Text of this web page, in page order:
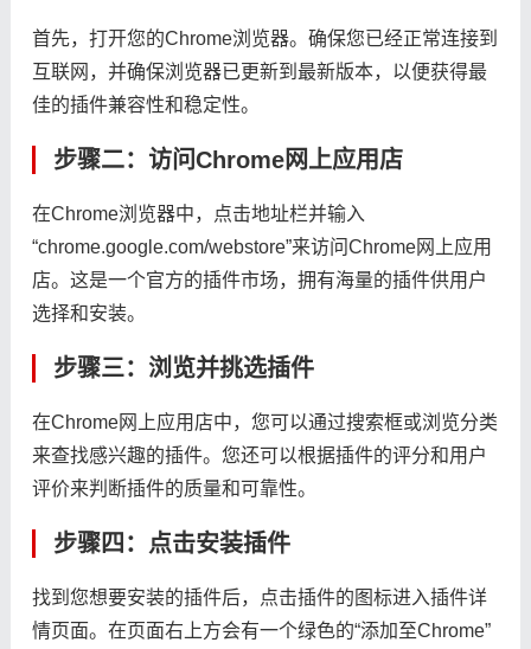
首先，打开您的Chrome浏览器。确保您已经正常连接到
互联网，并确保浏览器已更新到最新版本，以便获得最
佳的插件兼容性和稳定性。
步骤二：访问Chrome网上应用店
在Chrome浏览器中，点击地址栏并输入
“chrome.google.com/webstore”来访问Chrome网上应用
店。这是一个官方的插件市场，拥有海量的插件供用户
选择和安装。
步骤三：浏览并挑选插件
在Chrome网上应用店中，您可以通过搜索框或浏览分类
来查找感兴趣的插件。您还可以根据插件的评分和用户
评价来判断插件的质量和可靠性。
步骤四：点击安装插件
找到您想要安装的插件后，点击插件的图标进入插件详
情页面。在页面右上方会有一个绿色的“添加至Chrome”